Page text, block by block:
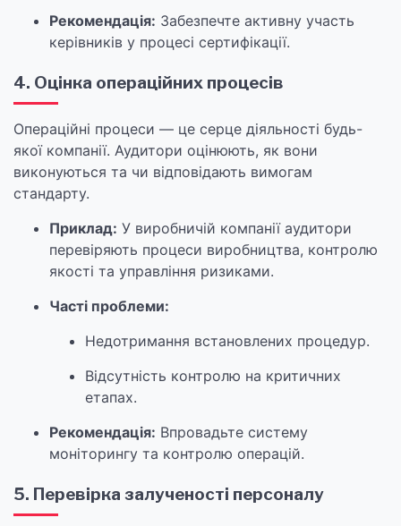
Рекомендація: Забезпечте активну участь
керівників у процесі сертифікації.
4. Оцінка операційних процесів
Операційні процеси — це серце діяльності будь-
якої компанії. Аудитори оцінюють, як вони
виконуються та чи відповідають вимогам
стандарту.
Приклад: У виробничій компанії аудитори
перевіряють процеси виробництва, контролю
якості та управління ризиками.
Часті проблеми:
Недотримання встановлених процедур.
Відсутність контролю на критичних
етапах.
Рекомендація: Впровадьте систему
моніторингу та контролю операцій.
5. Перевірка залученості персоналу